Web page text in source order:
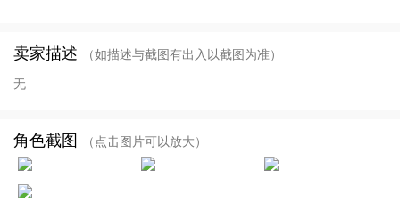
卖家描述
（如描述与截图有出入以截图为准）
无
角色截图 （点击图片可以放大）